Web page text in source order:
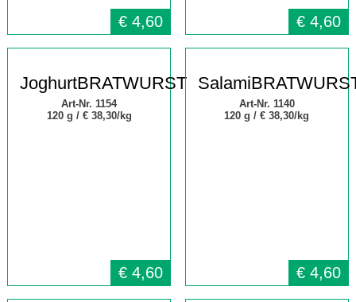
€ 4,60 € 4,60
JoghurtBRATWURST
Art-Nr. 1154
120 g / € 38,30/kg
€ 4,60
Art-Nr. 1140
120 g /€ 38,30/kg
€ 4,60